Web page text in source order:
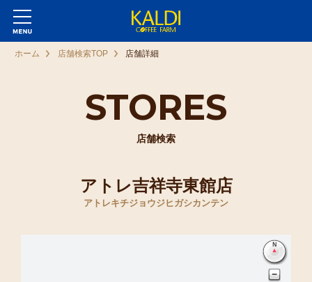
STORES
店舗検索
ホーム 店舗検索TOP 店舗詳細
アトレ吉祥寺東館店
アトレキチジョウジヒガシカンテン